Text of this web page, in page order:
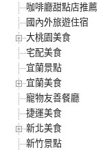
咖啡廳甜點店推薦
國內外旅遊住宿
大桃園美食
宅配美食
宜蘭景點
宜蘭美食
寵物友善餐廳
捷運美食
新北美食
新竹景點